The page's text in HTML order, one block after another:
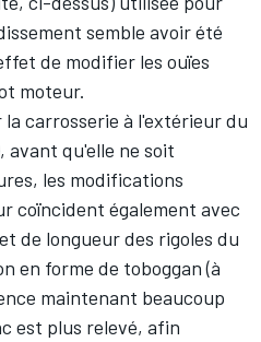
semble avoir été
de modifier les ouïes
moteur.
carrosserie à l'extérieur du
avant qu'elle ne soit
les modifications
coïncident également avec
de longueur des rigoles du
en forme de toboggan (à
maintenant beaucoup
est plus relevé, afin